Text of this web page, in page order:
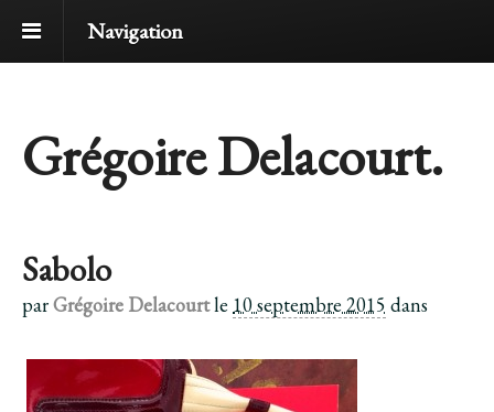
Navigation
Grégoire Delacourt.
Sabolo
parGrégoire Delacourtle 10 septembre 2015 dans